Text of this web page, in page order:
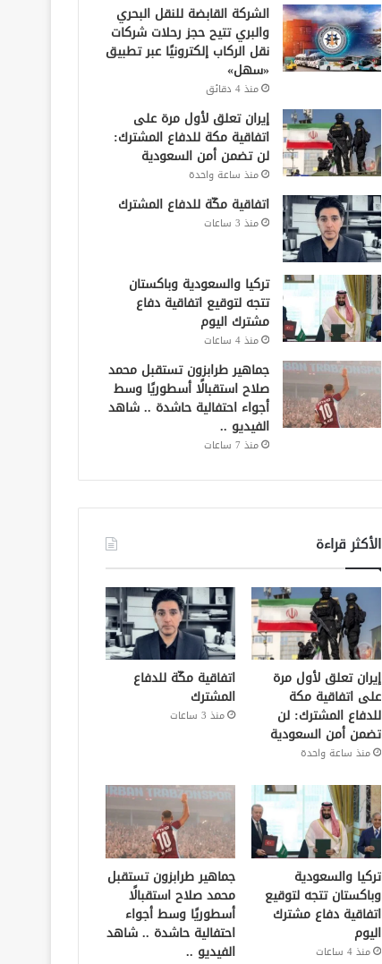
الشركة القابضة للنقل البحري
والبري تتيح حجز رحلات شركات
نقل الركاب إلكترونيًا عبر تطبيق
«سهل»
منذ 4 دقائق
إيران تعلق لأول مرة على
اتفاقية مكة للدفاع المشترك:
لن تضمن أمن السعودية
منذ ساعة واحدة
اتفاقية مكّة للدفاع المشترك
منذ 3 ساعات
تركيا والسعودية وباكستان
تتجه لتوقيع اتفاقية دفاع
مشترك اليوم
منذ 4 ساعات
جماهير طرابزون تستقبل محمد
صلاح استقبالًا أسطوريًا وسط
أجواء احتفالية حاشدة .. شاهد
الفيديو ..
منذ 7 ساعات
الأكثر قراءة
إيران تعلق لأول مرة
على اتفاقية مكة
للدفاع المشترك: لن
تضمن أمن السعودية
منذ ساعة واحدة
اتفاقية مكّة للدفاع
المشترك
منذ 3 ساعات
تركيا والسعودية
وباكستان تتجه لتوقيع
اتفاقية دفاع مشترك
اليوم
منذ 4 ساعات
جماهير طرابزون تستقبل
محمد صلاح استقبالًا
أسطوريًا وسط أجواء
احتفالية حاشدة .. شاهد
الفيديو ..